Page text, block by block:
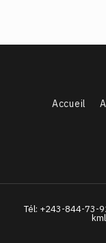
Accueil
Tél: +243-844-73-